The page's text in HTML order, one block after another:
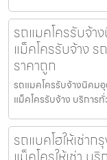
รถแมคโครรับจ้า
แม็คโครรับจ้าง ร
ราคาถูก
รถแมคโครรับจ้างนิคมอุ
แม็คโครรับจ้าง บริการ
รถแบคโฮให้เช่า